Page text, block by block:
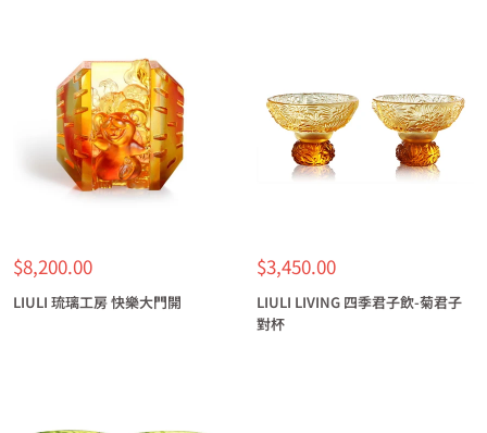
特
價
$8,200.00
LIULI 琉璃工房 快樂大門開
特
價
$3,450.00
LIULI LIVING 四季君子飲-菊君子
對杯